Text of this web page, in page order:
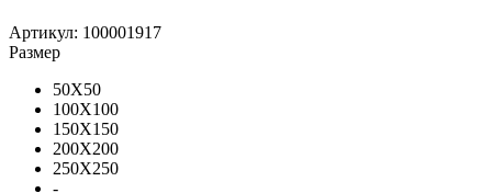
Артикул: 100001917
Размер
50X50
100X100
150X150
200X200
250X250
-